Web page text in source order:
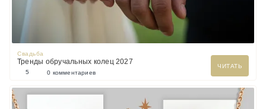
Свадьба
Тренды обручальных колец 2027
ЧИТАТЬ
5
0 комментариев